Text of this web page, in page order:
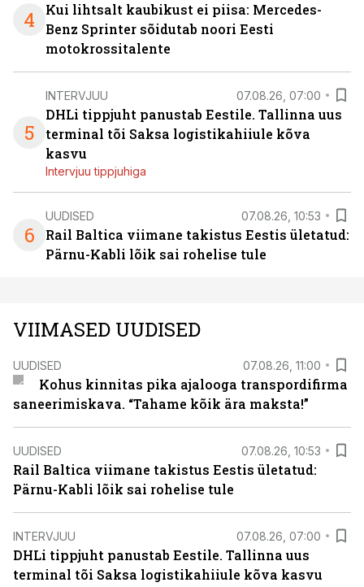
4
Kui lihtsalt kaubikust ei piisa: Mercedes-
Benz Sprinter sõidutab noori Eesti
motokrossitalente
5
INTERVJUU 07.08.26, 07:00
DHLi tippjuht panustab Eestile. Tallinna uus
terminal tõi Saksa logistikahiiule kõva
kasvu
Intervjuu tippjuhiga
6
UUDISED 07.08.26, 10:53
Rail Baltica viimane takistus Eestis ületatud:
Pärnu-Kabli lõik sai rohelise tule
VIIMASED UUDISED
UUDISED 07.08.26, 11:00
Kohus kinnitas pika ajalooga transpordifirma
saneerimiskava. “Tahame kõik ära maksta!”
UUDISED 07.08.26, 10:53
Rail Baltica viimane takistus Eestis ületatud:
Pärnu-Kabli lõik sai rohelise tule
INTERVJUU 07.08.26, 07:00
DHLi tippjuht panustab Eestile. Tallinna uus
terminal tõi Saksa logistikahiiule kõva kasvu